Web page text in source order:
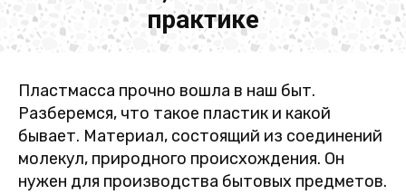
практике
Пластмасса прочно вошла в наш быт.
Разберемся, что такое пластик и какой
бывает. Материал, состоящий из соединений
молекул, природного происхождения. Он
нужен для производства бытовых предметов.